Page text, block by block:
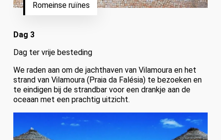
Romeinse ruïnes
Dag 3
Dag ter vrije besteding
We raden aan om de jachthaven van Vilamoura en het
strand van Vilamoura (Praia da Falésia) te bezoeken en
te eindigen bij de strandbar voor een drankje aan de
oceaan met een prachtig uitzicht.